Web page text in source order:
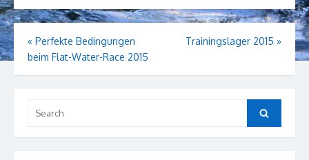
Beitragsnavigation
« Perfekte Bedingungen
beim Flat-Water-Race 2015
Trainingslager 2015 »
for:
Search